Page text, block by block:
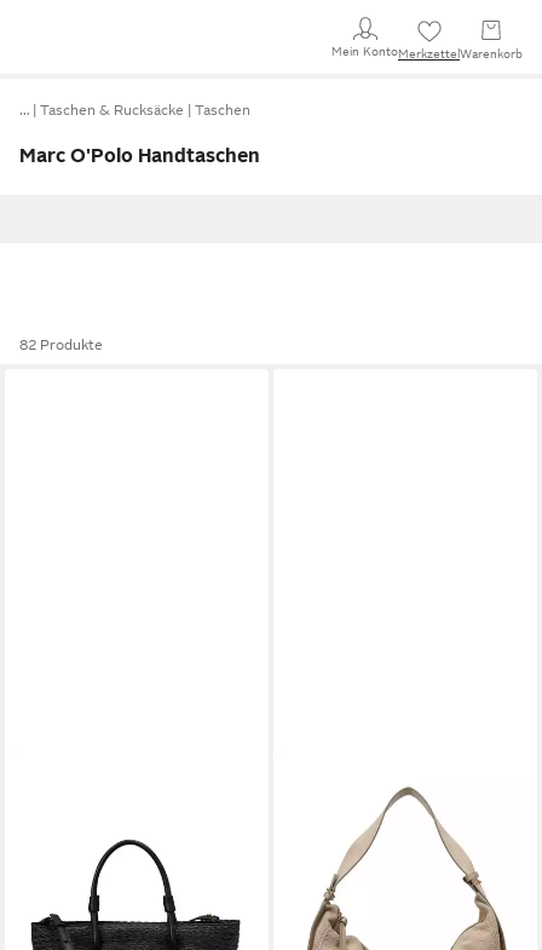
Mein KontoMerkzettel Warenkorb
… Taschen & Rucksäcke Taschen
Marc O'Polo Handtaschen
82 Produkte